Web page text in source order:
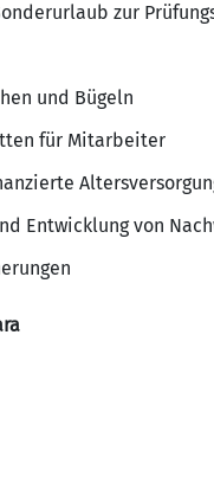
zur
und Bügeln
für Mitarbeiter
Entwicklung von